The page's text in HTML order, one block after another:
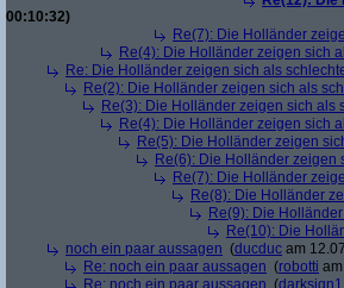
00:10:32)
Re(7): Die Holländer
Re(4): Die Holländer zeigen sich
Re: Die Holländer zeigen sich als
Re(2): Die Holländer zeigen sich als
Re(3): Die Holländer zeigen sich als
Re(4): Die Holländer zeigen sich
Re(5): Die Holländer zeigen
Re(6): Die Holländer zeigen
Re(7): Die Holländer
Re(8): Die Holländer
Re(9): Die
Re(10): Die
noch ein paar aussagen (ducduc am
Re: noch ein paar aussagen (robotti
Re: noch ein paar aussagen (darksign1